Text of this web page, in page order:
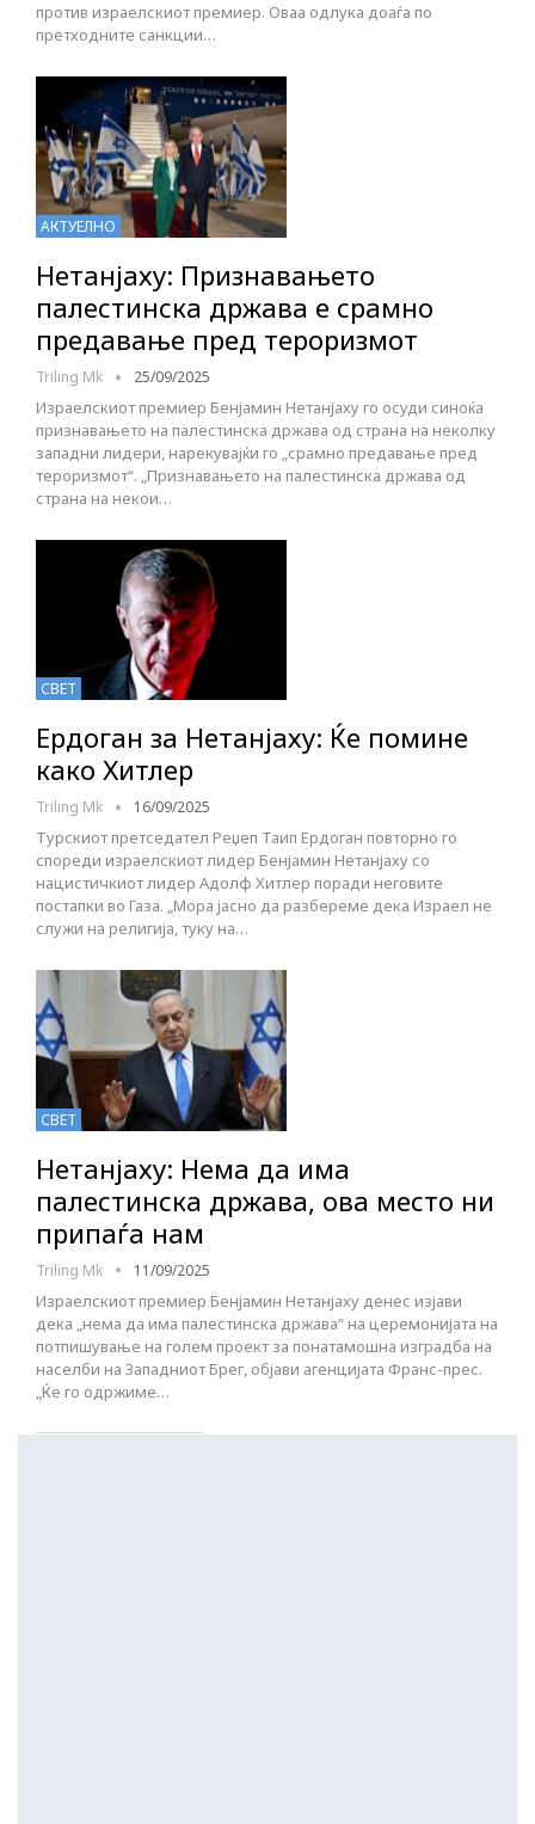
против израелскиот премиер. Оваа одлука доаѓа по
претходните санкции…
АКТУЕЛНО
Нетанјаху: Признавањето
палестинска држава е срамно
предавање пред тероризмот
Triling Mk 25/09/2025
Израелскиот премиер Бенјамин Нетанјаху го осуди синоќа
признавањето на палестинска држава од страна на неколку
западни лидери, нарекувајќи го „срамно предавање пред
тероризмот“. „Признавањето на палестинска држава од
страна на некои…
СВЕТ
Ердоган за Нетанјаху: Ќе помине
како Хитлер
Triling Mk 16/09/2025
Турскиот претседател Реџеп Таип Ердоган повторно го
спореди израелскиот лидер Бенјамин Нетанјаху со
нацистичкиот лидер Адолф Хитлер поради неговите
постапки во Газа. „Мора јасно да разбереме дека Израел не
служи на религија, туку на…
СВЕТ
Нетанјаху: Нема да има
палестинска држава, ова место ни
припаѓа нам
Triling Mk 11/09/2025
Израелскиот премиер Бенјамин Нетанјаху денес изјави
дека „нема да има палестинска држава“ на церемонијата на
потпишување на голем проект за понатамошна изградба на
населби на Западниот Брег, објави агенцијата Франс-прес.
„Ќе го одржиме…